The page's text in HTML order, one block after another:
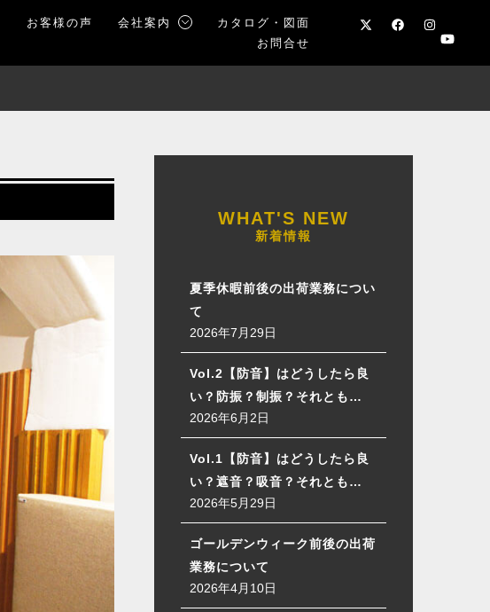
お客様の声 会社案内
カタログ・図面
お問合せ
新着情報
夏季休暇前後の出荷業務につい
て
2026年7月29日
Vol.2【防音】はどうしたら良
い？防振？制振？それとも…
2026年6月2日
Vol.1【防音】はどうしたら良
い？遮音？吸音？それとも…
2026年5月29日
ゴールデンウィーク前後の出荷
業務について
2026年4月10日